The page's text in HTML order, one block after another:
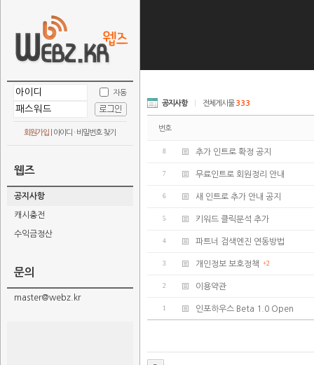
자동
회원가입 아이디 · 비밀번호 찾기
웹즈
공지사항
캐시충전
수익금정산
문의
master@webz.kr
공지사항 전체게시물333
번호
8 추가 인트로 확정 공지
7 무료인트로 회원정리 안내
6 새 인트로 추가 안내 공지
5 키워드 클릭분석 추가
4 파트너 검색엔진 연동방법
3 개인정보 보호정책 +2
2 이용약관
1 인포하우스 Beta 1.0 Open